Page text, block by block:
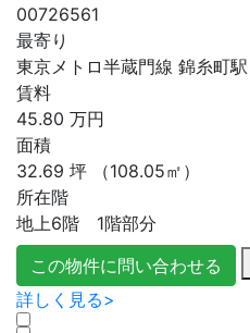
00726561
最寄り
東京メトロ半蔵門線 錦糸町駅
賃料
45.80 万円
面積
32.69 坪 （108.05㎡）
所在階
地上6階 1階部分
この物件に問い合わせる
詳しく見る>